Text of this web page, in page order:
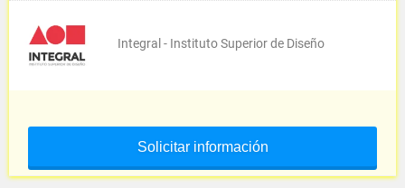
Integral - Instituto Superior de Diseño
Solicitar información